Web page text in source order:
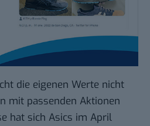
die eigenen Werte nicht
mit passenden Aktionen
hat sich Asics im April